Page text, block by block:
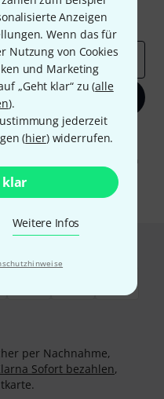
Anzeigen
Wenn das für
Nutzung von Cookies
und Marketing
„Geht klar“ zu (alle
).
jederzeit
(hier) widerrufen.
klar
Weitere Infos
Thomann Insights
Sie dem Erhalt von E-Mail-
Nutzungsverhaltens zu. Die
Informationen finden Sie in
per Nachnahme,
Sofort bezahlen,